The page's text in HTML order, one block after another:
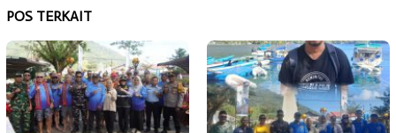
POS TERKAIT